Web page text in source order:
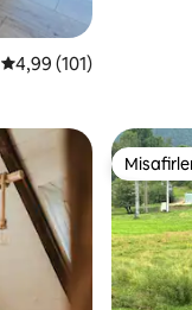
5 üzerinden ortalama
4,99 (101)